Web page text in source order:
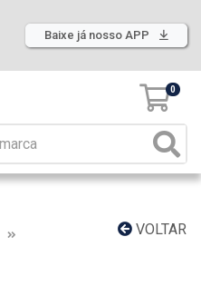
Baixe já nosso APP
0
VOLTAR